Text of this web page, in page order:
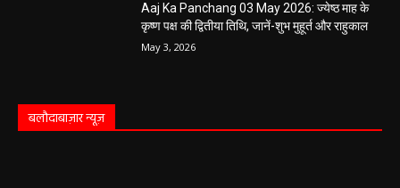
Aaj Ka Panchang 03 May 2026: ज्येष्ठ माह के
कृष्ण पक्ष की द्वितीया तिथि, जानें-शुभ मुहूर्त और राहुकाल
May 3, 2026
बलौदाबाज़ार न्यूज़